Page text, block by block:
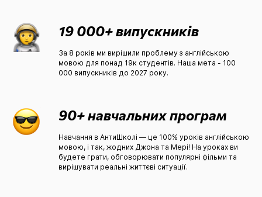
19 000+ випускників
За 8 років ми вирішили проблему з англійською
мовою для понад 19к студентів. Наша мета - 100
000 випускників до 2027 року.
90+ навчальних програм
Навчання в АнтиШколі — це 100% уроків англійською
мовою, і так, жодних Джона та Мері! На уроках ви
будете грати, обговорювати популярні фільми та
вирішувати реальні життєві ситуації.